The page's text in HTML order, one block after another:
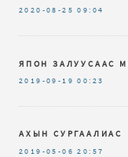
2020-08-25 09:04
ЯПОН ЗАЛУУСААС
2019-09-19 00:23
АХЫН СУРГААЛИАС
2019-05-06 20:57